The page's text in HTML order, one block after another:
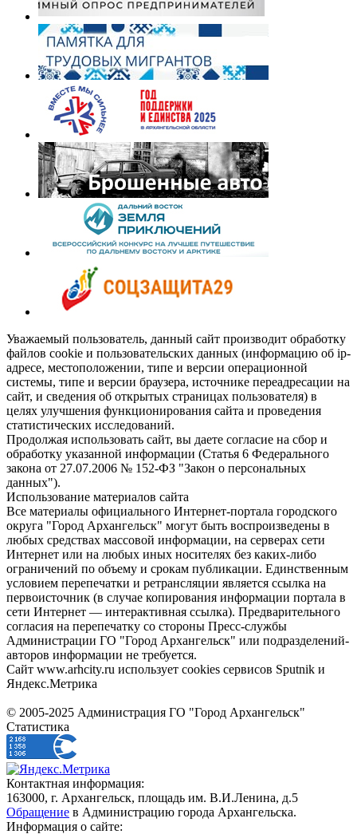
Уважаемый пользователь, данный сайт производит обработку
файлов cookie и пользовательских данных (информацию об ip-
адресе, местоположении, типе и версии операционной
системы, типе и версии браузера, источнике переадресации на
сайт, и сведения об открытых страницах пользователя) в
целях улучшения функционирования сайта и проведения
статистических исследований.
Продолжая использовать сайт, вы даете согласие на сбор и
обработку указанной информации (Статья 6 Федерального
закона от 27.07.2006 № 152-ФЗ "Закон о персональных
данных").
Использование материалов сайта
Все материалы официального Интернет-портала городского
округа "Город Архангельск" могут быть воспроизведены в
любых средствах массовой информации, на серверах сети
Интернет или на любых иных носителях без каких-либо
ограничений по объему и срокам публикации. Единственным
условием перепечатки и ретрансляции является ссылка на
первоисточник (в случае копирования информации портала в
сети Интернет — интерактивная ссылка). Предварительного
согласия на перепечатку со стороны Пресс-службы
Администрации ГО "Город Архангельск" или подразделений-
авторов информации не требуется.
Сайт www.arhcity.ru использует cookies сервисов Sputnik и
Яндекс.Метрика
© 2005-2025 Администрация ГО "Город Архангельск"
Статистика
Контактная информация:
163000, г. Архангельск, площадь им. В.И.Ленина, д.5
Обращение в Администрацию города Архангельска.
Информация о сайте: